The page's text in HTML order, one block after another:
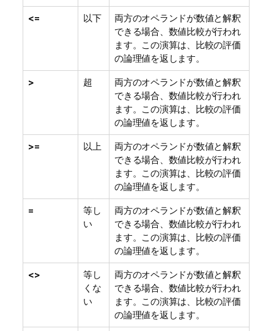
<= 以下
両方のオペランドが数値と解釈
できる場合、数値比較が行われ
ます。この演算は、比較の評価
の論理値を返します。
> 超
両方のオペランドが数値と解釈
できる場合、数値比較が行われ
ます。この演算は、比較の評価
の論理値を返します。
>= 以上
両方のオペランドが数値と解釈
できる場合、数値比較が行われ
ます。この演算は、比較の評価
の論理値を返します。
=
等し
い
両方のオペランドが数値と解釈
できる場合、数値比較が行われ
ます。この演算は、比較の評価
の論理値を返します。
<>
等し
くな
い
両方のオペランドが数値と解釈
できる場合、数値比較が行われ
ます。この演算は、比較の評価
の論理値を返します。